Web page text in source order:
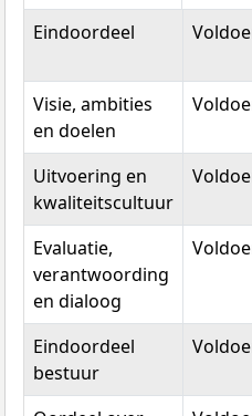
Type
Eindoordeel
Visie, ambities
en doelen
Uitvoering en
kwaliteitscultuur
Evaluatie,
verantwoording
en dialoog
Eindoordeel
bestuur